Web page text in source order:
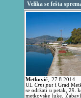
Velika se fešta
Metković 27.8.2014.
ULCrni puti Grad
se održati u petak, 29.
metkovske luke.